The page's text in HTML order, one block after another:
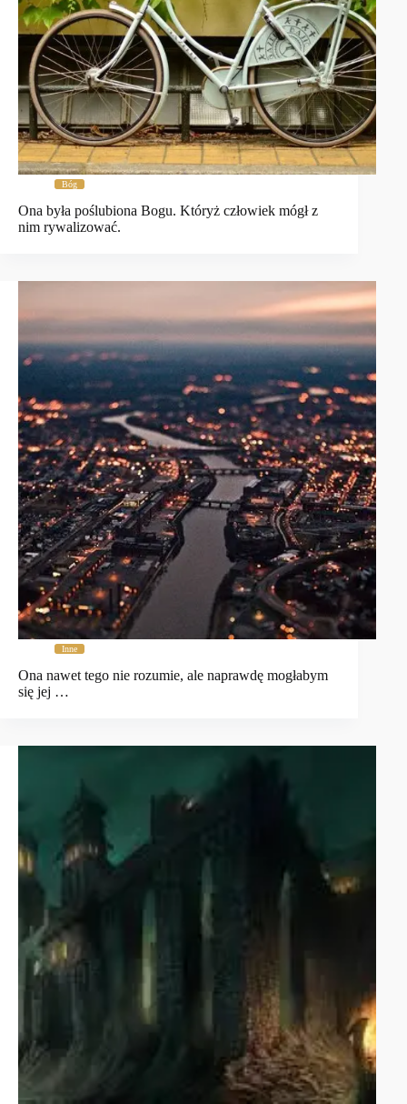
Bóg
Ona była poślubiona Bogu. Któryż człowiek mógł z
nim rywalizować.
Inne
Ona nawet tego nie rozumie, ale naprawdę mogłabym
się jej …